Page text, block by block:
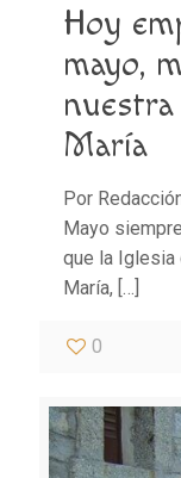
Hoy
mayo,
María
Por
Mayo
que la Iglesia
María, […]
0